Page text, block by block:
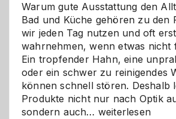
Warum gute Ausstattung den
Bad und Küche gehören zu den
wir jeden Tag nutzen und oft
wahrnehmen, wenn etwas nicht
Ein tropfender Hahn, eine
oder ein schwer zu reinigendes
können schnell stören. Deshalb
Produkte nicht nur nach Optik
sondern auch… Bad
weiterlesen